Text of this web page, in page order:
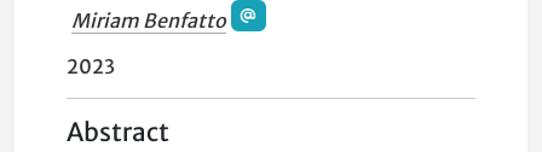
Miriam Benfatto
2023
Abstract